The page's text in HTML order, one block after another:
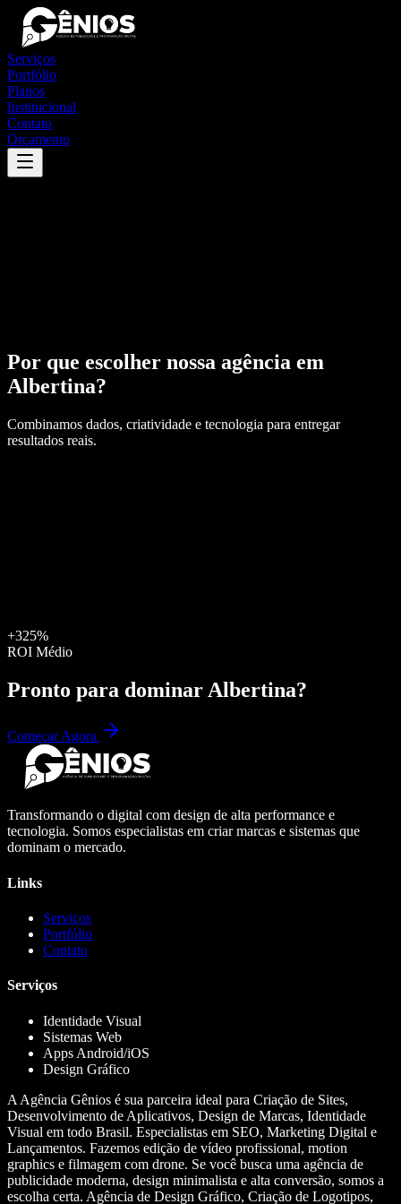
Serviços
Portfólio
Planos
Institucional
Contato
Orçamento
Por que escolher nossa agência em
Albertina?
Combinamos dados, criatividade e tecnologia para entregar
resultados reais.
+325%
ROI Médio
Pronto para dominar Albertina?
Começar Agora
Transformando o digital com design de alta performance e
tecnologia. Somos especialistas em criar marcas e sistemas que
dominam o mercado.
Links
Serviços
Portfólio
Contato
Serviços
Identidade Visual
Sistemas Web
Apps Android/iOS
Design Gráfico
A Agência Gênios é sua parceira ideal para Criação de Sites,
Desenvolvimento de Aplicativos, Design de Marcas, Identidade
Visual em todo Brasil. Especialistas em SEO, Marketing Digital e
Lançamentos. Fazemos edição de vídeo profissional, motion
graphics e filmagem com drone. Se você busca uma agência de
publicidade moderna, design minimalista e alta conversão, somos a
escolha certa. Agência de Design Gráfico, Criação de Logotipos,